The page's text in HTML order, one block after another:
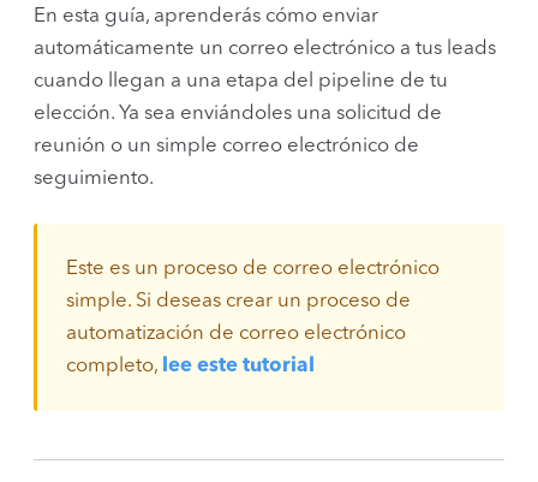
En esta guía, aprenderás cómo enviar
automáticamente un correo electrónico a tus leads
cuando llegan a una etapa del pipeline de tu
elección. Ya sea enviándoles una solicitud de
reunión o un simple correo electrónico de
seguimiento.
Este es un proceso de correo electrónico
simple. Si deseas crear un proceso de
automatización de correo electrónico
completo, lee este tutorial